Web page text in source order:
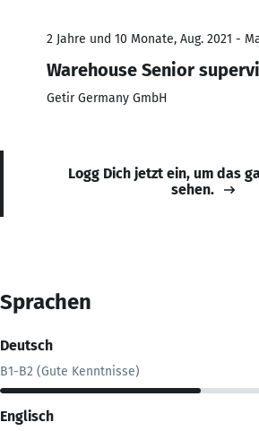
2 Jahre und 10 Monate, Aug. 2021 -
Warehouse Senior
Getir Germany GmbH
Logg Dich jetzt ein, um das
sehen.
Sprachen
Deutsch
B1-B2 (Gute Kenntnisse)
Englisch